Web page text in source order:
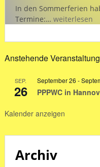
In den Sommerferien
Termine:… „SCB
Hallenzeiten
den
2026
weiterlesen
Anstehende
SEP.
26
September 26 -
PPPWC in
Kalender anzeigen
Archiv